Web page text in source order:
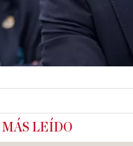
MÁS LEÍDO